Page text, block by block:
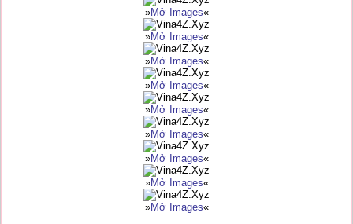
»Mở Images«
»Mở Images«
»Mở Images«
»Mở Images«
»Mở Images«
»Mở Images«
»Mở Images«
»Mở Images«
»Mở Images«